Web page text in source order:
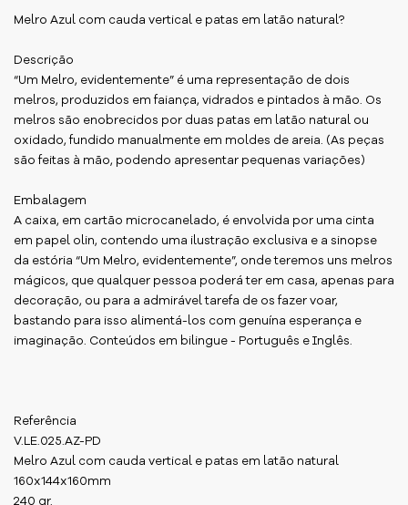
Melro Azul com cauda vertical e patas em latão natural?
Descrição
“Um Melro, evidentemente” é uma representação de dois
melros, produzidos em faiança, vidrados e pintados à mão. Os
melros são enobrecidos por duas patas em latão natural ou
oxidado, fundido manualmente em moldes de areia. (As peças
são feitas à mão, podendo apresentar pequenas variações)
Embalagem
A caixa, em cartão microcanelado, é envolvida por uma cinta
em papel olin, contendo uma ilustração exclusiva e a sinopse
da estória “Um Melro, evidentemente”, onde teremos uns melros
mágicos, que qualquer pessoa poderá ter em casa, apenas para
decoração, ou para a admirável tarefa de os fazer voar,
bastando para isso alimentá-los com genuína esperança e
imaginação. Conteúdos em bilingue - Português e Inglês.
Referência
V.LE.025.AZ-PD
Melro Azul com cauda vertical e patas em latão natural
160x144x160mm
240 gr.